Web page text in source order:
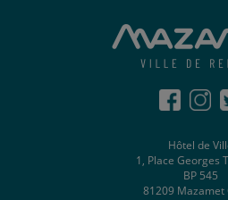
Hôtel de
1, Place Georges
BP 545
81209 Mazamet